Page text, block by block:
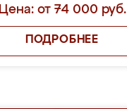
Цена: от 74 000 руб.
ПОДРОБНЕЕ